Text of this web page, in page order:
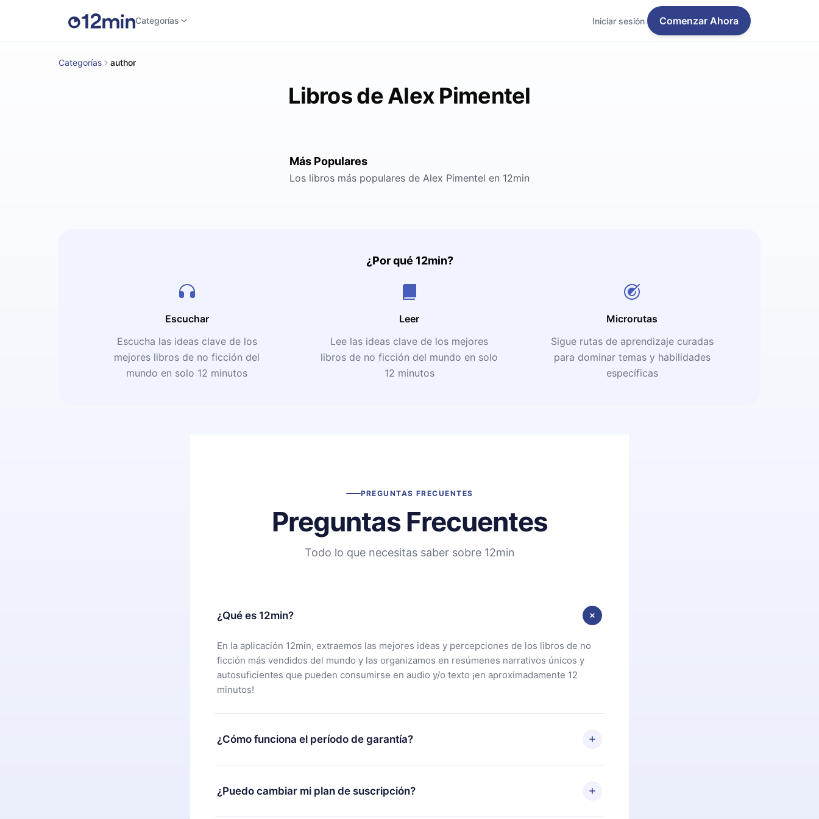
Categorías Iniciar sesión Comenzar Ahora
Categorías author
Libros de Alex Pimentel
Más Populares
Los libros más populares de Alex Pimentel en 12min
¿Por qué 12min?
Escuchar
Escucha las ideas clave de los
mejores libros de no ficción del
mundo en solo 12 minutos
Leer
Lee las ideas clave de los mejores
libros de no ficción del mundo en solo
12 minutos
Microrutas
Sigue rutas de aprendizaje curadas
para dominar temas y habilidades
específicas
PREGUNTAS FRECUENTES
Preguntas Frecuentes
Todo lo que necesitas saber sobre 12min
¿Qué es 12min?
En la aplicación 12min, extraemos las mejores ideas y percepciones de los libros de no
ficción más vendidos del mundo y las organizamos en resúmenes narrativos únicos y
autosuficientes que pueden consumirse en audio y/o texto ¡en aproximadamente 12
minutos!
¿Cómo funciona el período de garantía?
Puedes descargar nuestra aplicación y comenzar a disfrutar de nuestra biblioteca. Si por
alguna razón no estás satisfecho con nuestra plataforma, simplemente contacta a
nuestro equipo de soporte ( contacto@12min.com
¿Puedo cambiar mi plan de suscripción?